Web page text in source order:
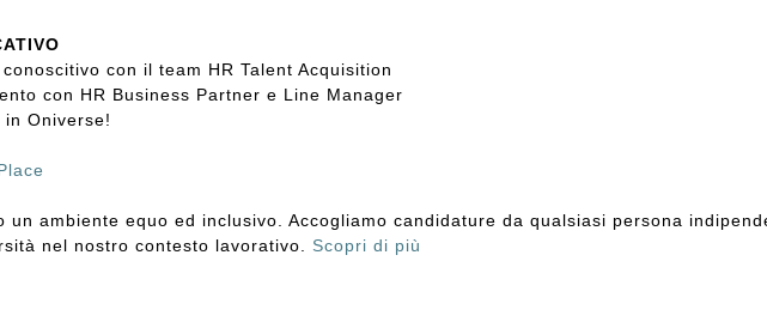
con il team HR Talent Acquisition
con HR Business Partner e Line Manager
Oniverse!
ambiente equo ed inclusivo. Accogliamo candidature da qualsiasi persona
nel nostro contesto lavorativo. Scopri di più